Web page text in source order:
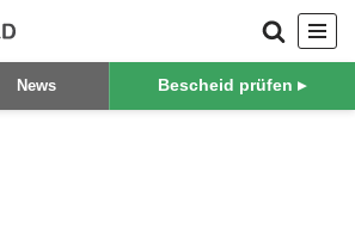
News Bescheid prüfen ▸